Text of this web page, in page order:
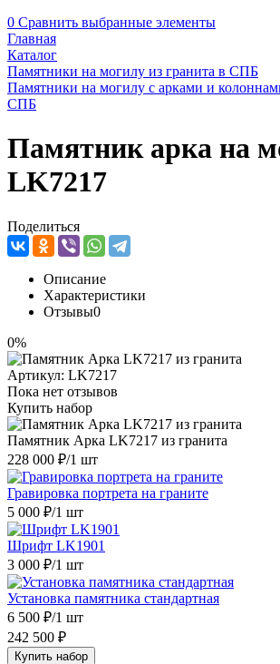
0 Сравнить выбранные элементы
Главная
Каталог
Памятники на могилу из гранита в СПБ
Памятники на могилу с арками и
СПБ
Памятник арка на
LK7217
Поделиться
Описание
Характеристики
Отзывы0
0%
Артикул: LK7217
Пока нет отзывов
Купить набор
Памятник Арка LK7217 из гранита
228 000 ₽/1 шт
Гравировка портрета на граните
5 000 ₽/1 шт
Шрифт LK1901
3 000 ₽/1 шт
Установка памятника стандартная
6 500 ₽/1 шт
242 500 ₽
Купить набор